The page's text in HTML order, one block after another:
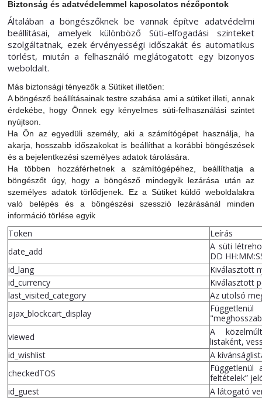
Biztonság és adatvédelemmel kapcsolatos nézőpontok
Általában a böngészőknek be vannak építve adatvédelmi
beállításai, amelyek különböző Süti-elfogadási szinteket
szolgáltatnak, ezek érvényességi időszakát és automatikus
törlést, miután a felhasználó meglátogatott egy bizonyos
weboldalt.
Más biztonsági tényezők a Sütiket illetően:
A böngésző beállításainak testre szabása ami a sütiket illeti, annak
érdekébe, hogy Önnek egy kényelmes süti-felhasználási szintet
nyújtson.
Ha Ön az egyedüli személy, aki a számítógépet használja, ha
akarja, hosszabb időszakokat is beállíthat a korábbi böngészések
és a bejelentkezési személyes adatok tárolására.
Ha többen hozzáférhetnek a számítógépéhez, beállíthatja a
böngészőt úgy, hogy a böngésző mindegyik lezárása után az
személyes adatok törlődjenek. Ez a Sütiket küldő weboldalakra
való belépés és a böngészési szesszió lezárásánál minden
információ törlése egyik
Token
Leírás
date_add
A süti
DD
id_lang
Kiválasztott
id_currency
Kiválasztott
last_visited_category
Az utolsó
ajax_blockcart_display
viewed
A
listaként,
id_wishlist
A
checkedTOS
Függetlenül
feltételek”
id_guest
A látogató